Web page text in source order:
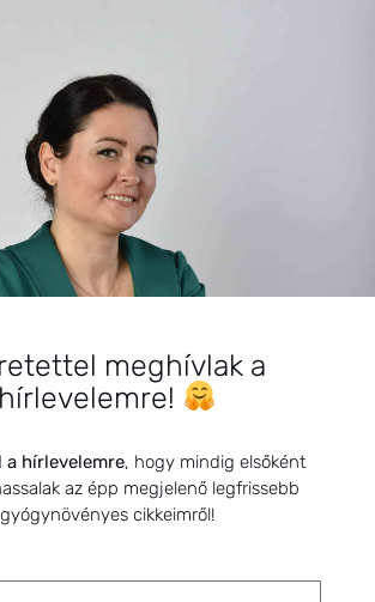
Niki vagyok, a HerbClinic alapítója,
biomérnök, fitoterapeuta és édesanya.
oktatása, a gyermekek, a nők és a
megőrzése és helyreállítása.
meghívlak a
hírlevelemre!
a hírlevelemre, hogy mindig elsőként
az épp megjelenő legfrissebb
gyógynövényes cikkeimről!